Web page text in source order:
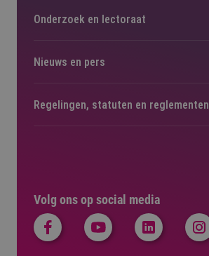
Volg ons op social media
Onderzoek en lectoraat
Nieuws en pers
Regelingen, statuten en reglementen